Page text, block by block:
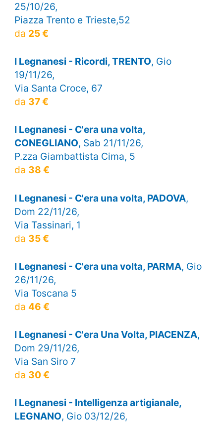
25/10/26,
Piazza Trento e Trieste,52
da 25 €
I Legnanesi - Ricordi, TRENTO, Gio
19/11/26,
Via Santa Croce, 67
da 37 €
I Legnanesi - C'era una volta,
CONEGLIANO, Sab 21/11/26,
P.zza Giambattista Cima, 5
da 38 €
I Legnanesi - C'era una volta, PADOVA,
Dom 22/11/26,
Via Tassinari, 1
da 35 €
I Legnanesi - C'era una volta, PARMA, Gio
26/11/26,
Via Toscana 5
da 46 €
I Legnanesi - C'era Una Volta, PIACENZA,
Dom 29/11/26,
Via San Siro 7
da 30 €
I Legnanesi - Intelligenza artigianale,
LEGNANO, Gio 03/12/26,